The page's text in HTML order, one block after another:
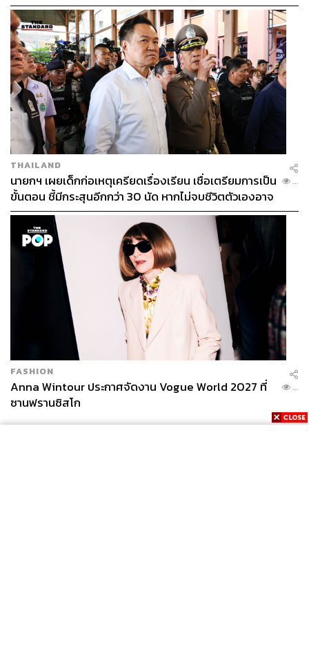
THAILAND
นายกฯ เผยเด็กก่อเหตุเครียดเรื่องเรียน เชื่อเตรียมการเป็น
ขั้นตอน ชี้มีกระสุนอีกกว่า 30 นัด หากไม่จบชีวิตตัวเองอาจ
สูญเสียเพิ่ม
...
FASHION
Anna Wintour ประกาศจัดงาน Vogue World 2027 ที่
ซานฟรานซิสโก
...